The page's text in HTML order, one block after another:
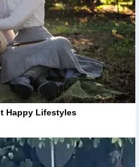
Happy Lifestyles